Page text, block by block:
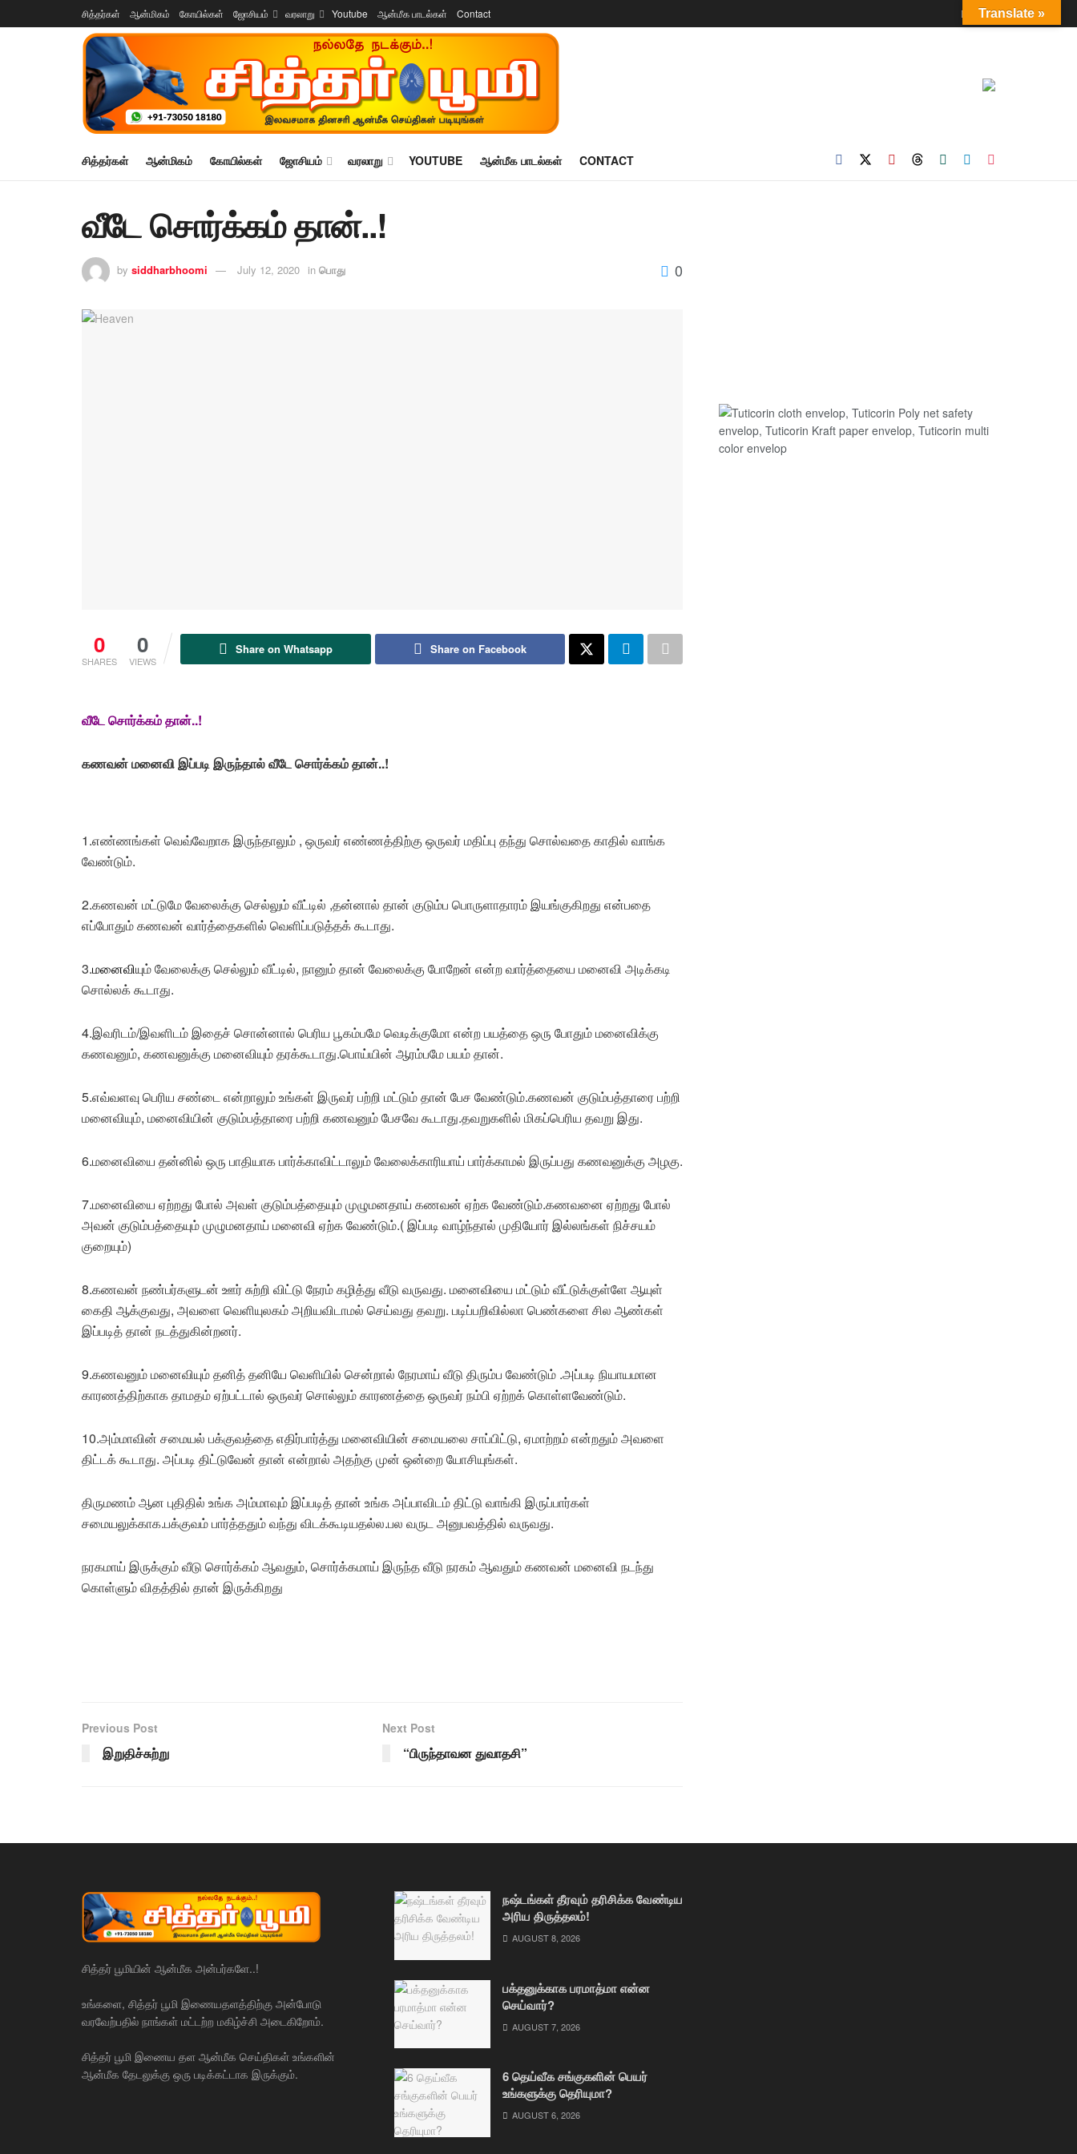
சித்தர்கள் ஆன்மிகம் கோயில்கள் ஜோசியம் வரலாறு Youtube ஆன்மீக பாடல்கள் Contact Login
சித்தர்கள் ஆன்மிகம் கோயில்கள் ஜோசியம் வரலாறு YOUTUBE ஆன்மீக பாடல்கள் CONTACT
வீடே சொர்க்கம் தான்..!
by siddharbhoomi July 12, 2020 in பொது 0
0
SHARES
0
VIEWS
Share on Whatsapp Share on Facebook
வீடே சொர்க்கம் தான்..!
கணவன் மனைவி இப்படி இருந்தால் வீடே சொர்க்கம் தான்..!
1.எண்ணங்கள் வெவ்வேறாக இருந்தாலும் , ஒருவர் எண்ணத்திற்கு ஒருவர் மதிப்பு தந்து சொல்வதை காதில் வாங்க
வேண்டும்.
2.கணவன் மட்டுமே வேலைக்கு செல்லும் வீட்டில் ,தன்னால் தான் குடும்ப பொருளாதாரம் இயங்குகிறது என்பதை
எப்போதும் கணவன் வார்த்தைகளில் வெளிப்படுத்தக் கூடாது.
3.மனைவியும் வேலைக்கு செல்லும் வீட்டில், நானும் தான் வேலைக்கு போறேன் என்ற வார்த்தையை மனைவி அடிக்கடி
சொல்லக் கூடாது.
4.இவரிடம்/இவளிடம் இதைச் சொன்னால் பெரிய பூகம்பமே வெடிக்குமோ என்ற பயத்தை ஒரு போதும் மனைவிக்கு
கணவனும், கணவனுக்கு மனைவியும் தரக்கூடாது.பொய்யின் ஆரம்பமே பயம் தான்.
5.எவ்வளவு பெரிய சண்டை என்றாலும் உங்கள் இருவர் பற்றி மட்டும் தான் பேச வேண்டும்.கணவன் குடும்பத்தாரை பற்றி
மனைவியும், மனைவியின் குடும்பத்தாரை பற்றி கணவனும் பேசவே கூடாது.தவறுகளில் மிகப்பெரிய தவறு இது.
6.மனைவியை தன்னில் ஒரு பாதியாக பார்க்காவிட்டாலும் வேலைக்காரியாய் பார்க்காமல் இருப்பது கணவனுக்கு அழகு.
7.மனைவியை ஏற்றது போல் அவள் குடும்பத்தையும் முழுமனதாய் கணவன் ஏற்க வேண்டும்.கணவனை ஏற்றது போல்
அவன் குடும்பத்தையும் முழுமனதாய் மனைவி ஏற்க வேண்டும்.( இப்படி வாழ்ந்தால் முதியோர் இல்லங்கள் நிச்சயம்
குறையும்)
8.கணவன் நண்பர்களுடன் ஊர் சுற்றி விட்டு நேரம் கழித்து வீடு வருவது. மனைவியை மட்டும் வீட்டுக்குள்ளே ஆயுள்
கைதி ஆக்குவது, அவளை வெளியுலகம் அறியவிடாமல் செய்வது தவறு. படிப்பறிவில்லா பெண்களை சில ஆண்கள்
இப்படித் தான் நடத்துகின்றனர்.
9.கணவனும் மனைவியும் தனித் தனியே வெளியில் சென்றால் நேரமாய் வீடு திரும்ப வேண்டும் .அப்படி நியாயமான
காரணத்திற்காக தாமதம் ஏற்பட்டால் ஒருவர் சொல்லும் காரணத்தை ஒருவர் நம்பி ஏற்றக் கொள்ளவேண்டும்.
10.அம்மாவின் சமையல் பக்குவத்தை எதிர்பார்த்து மனைவியின் சமையலை சாப்பிட்டு, ஏமாற்றம் என்றதும் அவளை
திட்டக் கூடாது. அப்படி திட்டுவேன் தான் என்றால் அதற்கு முன் ஒன்றை யோசியுங்கள்.
திருமணம் ஆன புதிதில் உங்க அம்மாவும் இப்படித் தான் உங்க அப்பாவிடம் திட்டு வாங்கி இருப்பார்கள்
சமையலுக்காக.பக்குவம் பார்த்ததும் வந்து விடக்கூடியதல்ல.பல வருட அனுபவத்தில் வருவது.
நரகமாய் இருக்கும் வீடு சொர்க்கம் ஆவதும், சொர்க்கமாய் இருந்த வீடு நரகம் ஆவதும் கணவன் மனைவி நடந்து
கொள்ளும் விதத்தில் தான் இருக்கிறது
Previous Post
இறுதிச்சுற்று
Next Post
“பிருந்தாவன துவாதசி”
சித்தர் பூமியின் ஆன்மீக அன்பர்களே..!
உங்களை, சித்தர் பூமி இணையதளத்திற்கு அன்போடு
வரவேற்பதில் நாங்கள் மட்டற்ற மகிழ்ச்சி அடைகிறோம்.
சித்தர் பூமி இணைய தள ஆன்மீக செய்திகள் உங்களின்
ஆன்மீக தேடலுக்கு ஒரு படிக்கட்டாக இருக்கும்.
நஷ்டங்கள் தீரவும் தரிசிக்க வேண்டிய
அரிய திருத்தலம்!
AUGUST 8, 2026
பக்தனுக்காக பரமாத்மா என்ன
செய்வார்?
AUGUST 7, 2026
6 தெய்வீக சங்குகளின் பெயர்
உங்களுக்கு தெரியுமா?
AUGUST 6, 2026
Translate »